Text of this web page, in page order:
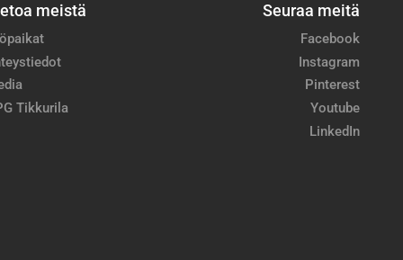
meistä
Tikkurila
Seuraa meitä
Facebook
Instagram
Pinterest
Youtube
LinkedIn